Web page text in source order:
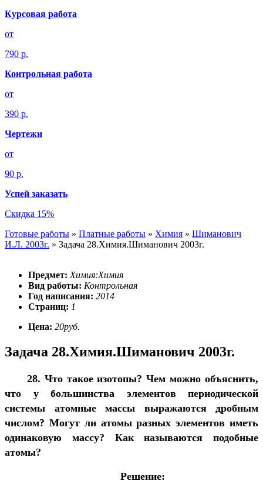
Курсовая работа
от
790 р.
Контрольная работа
от
390 р.
Чертежи
от
90 р.
Успей заказать
Скидка 15%
Готовые работы » Платные работы » Химия » Шиманович
И.Л. 2003г. » Задача 28.Химия.Шиманович 2003г.
Предмет:Химия:Химия
Вид работы: Контрольная
Год написания: 2014
Страниц: 1
Цена: 20руб.
Задача 28.Химия.Шиманович 2003г.
28. Что такое изотопы? Чем можно объяснить,
что у большинства элементов периодической
системы атомные массы выражаются дробным
числом? Могут ли атомы разных элементов иметь
одинаковую массу? Как называются подобные
атомы?
Решение: